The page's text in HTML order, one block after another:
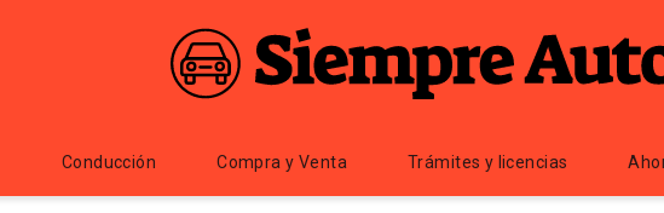
Conducción Compra y Venta Trámites y licencias